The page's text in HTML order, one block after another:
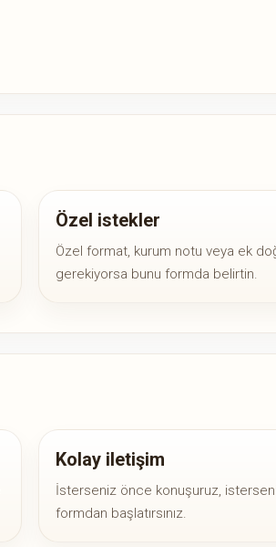
Özel istekler
Özel format, kurum notu veya ek
gerekiyorsa bunu formda belirtin.
Kolay iletişim
İsterseniz önce konuşuruz,
formdan başlatırsınız.